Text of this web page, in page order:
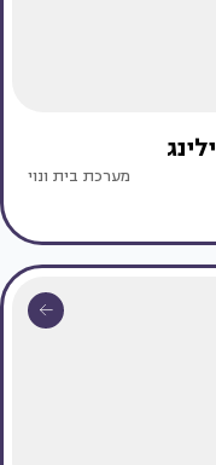
מערכת בית ונוי